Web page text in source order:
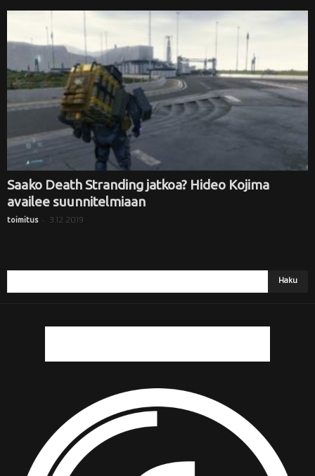
Saako Death Stranding jatkoa? Hideo Kojima
availee suunnitelmiaan
toimitus - 3.12.2019